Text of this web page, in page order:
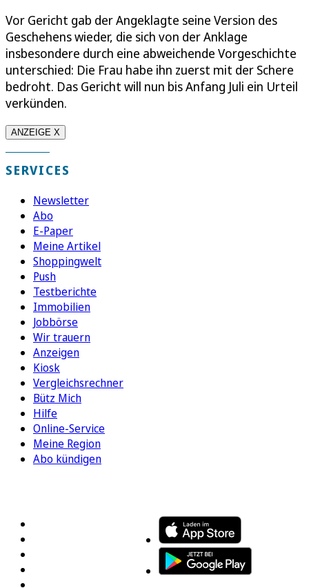
Vor Gericht gab der Angeklagte seine Version des
Geschehens wieder, die sich von der Anklage
insbesondere durch eine abweichende Vorgeschichte
unterschied: Die Frau habe ihn zuerst mit der Schere
bedroht. Das Gericht will nun bis Anfang Juli ein Urteil
verkünden.
ANZEIGE X
SERVICES
Newsletter
Abo
E-Paper
Meine Artikel
Shoppingwelt
Push
Testberichte
Immobilien
Jobbörse
Wir trauern
Anzeigen
Kiosk
Vergleichsrechner
Bütz Mich
Hilfe
Online-Service
Meine Region
Abo kündigen